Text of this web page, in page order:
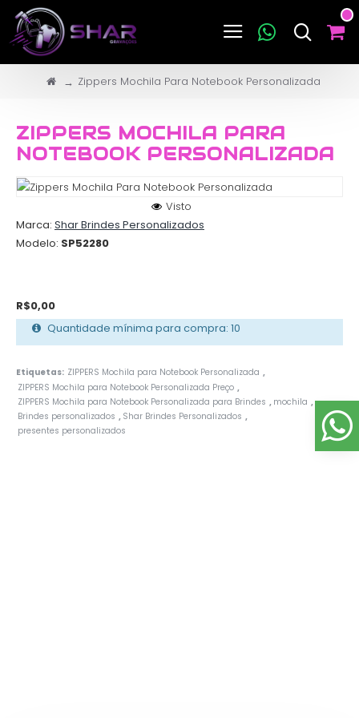
Zippers Mochila Para Notebook Personalizada
ZIPPERS MOCHILA PARA
NOTEBOOK PERSONALIZADA
Marca: Shar Brindes Personalizados
Modelo: SP52280
Visto
R$0,00
Quantidade mínima para compra: 10
Etiquetas: ZIPPERS Mochila para Notebook Personalizada ,
ZIPPERS Mochila para Notebook Personalizada Preço ,
ZIPPERS Mochila para Notebook Personalizada para Brindes , mochila ,
Brindes personalizados , Shar Brindes Personalizados ,
presentes personalizados